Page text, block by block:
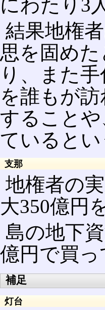
にわたり3
結果地権
思を固め
り、また
を誰もが
すること
ているとい
支那
地権者の
大350億円
島の地下
億円で買
補足
灯台